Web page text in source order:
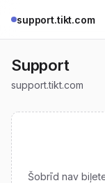
support.tikt.com
Support
support.tikt.com
Šobrīd nav